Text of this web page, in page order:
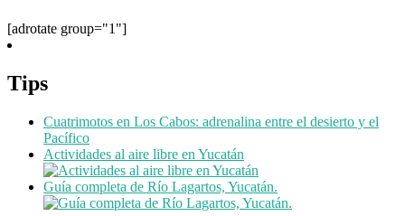
[adrotate group="1"]
Tips
Cuatrimotos en Los Cabos: adrenalina entre el desierto y el
Pacífico
Actividades al aire libre en Yucatán
Guía completa de Río Lagartos, Yucatán.